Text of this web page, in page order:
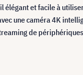
et facile à
une caméra 4K
de